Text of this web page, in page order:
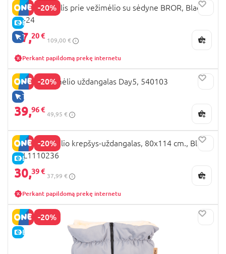
-20%
E-KAINA
TIK INTERNETU
TRILLE laiptelis prie vežimėlio su sėdyne BROR, Black,
20-24
87,20 €
109,00 €
Perkant papildomą prekę internetu
-20%
TIK INTERNETU
JOOLZ vežimėlio uždangalas Day5, 540103
39,96 €
49,95 €
-20%
E-KAINA
MILLI vežimėlio krepšys-uždangalas, 80x114 cm., Black,
MIL1110236
30,39 €
37,99 €
Perkant papildomą prekę internetu
-20%
E-KAINA